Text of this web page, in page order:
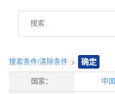
搜索条件/清除条件 > 确定
国家： 中国